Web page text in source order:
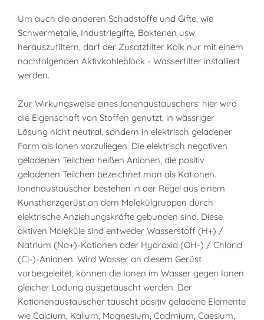
Um auch die anderen Schadstoffe und Gifte, wie
Schwermetalle, Industriegifte, Bakterien usw.
herauszufiltern, darf der Zusatzfilter Kalk nur mit einem
nachfolgenden Aktivkohleblock - Wasserfilter installiert
werden.
Zur Wirkungsweise eines Ionenaustauschers: hier wird
die Eigenschaft von Stoffen genutzt, in wässriger
Lösung nicht neutral, sondern in elektrisch geladener
Form als Ionen vorzuliegen. Die elektrisch negativen
geladenen Teilchen heißen Anionen, die positiv
geladenen Teilchen bezeichnet man als Kationen.
Ionenaustauscher bestehen in der Regel aus einem
Kunstharzgerüst an dem Molekülgruppen durch
elektrische Anziehungskräfte gebunden sind. Diese
aktiven Moleküle sind entweder Wasserstoff (H+) /
Natrium (Na+)-Kationen oder Hydroxid (OH-) / Chlorid
(Cl-)-Anionen. Wird Wasser an diesem Gerüst
vorbeigeleitet, können die Ionen im Wasser gegen Ionen
gleicher Ladung ausgetauscht werden. Der
Kationenaustauscher tauscht positiv geladene Elemente
wie Calcium, Kalium, Magnesium, Cadmium, Caesium,